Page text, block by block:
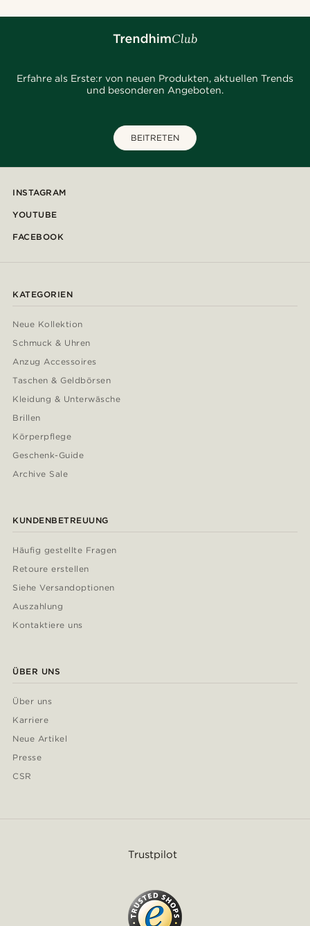
Erfahre als Erste:r von neuen Produkten, aktuellen Trends
und besonderen Angeboten.
BEITRETEN
INSTAGRAM
YOUTUBE
FACEBOOK
KATEGORIEN
Neue Kollektion
Schmuck & Uhren
Anzug Accessoires
Taschen & Geldbörsen
Kleidung & Unterwäsche
Brillen
Körperpflege
Geschenk-Guide
Archive Sale
KUNDENBETREUUNG
Häufig gestellte Fragen
Retoure erstellen
Siehe Versandoptionen
Auszahlung
Kontaktiere uns
ÜBER UNS
Über uns
Karriere
Neue Artikel
Presse
CSR
Trustpilot